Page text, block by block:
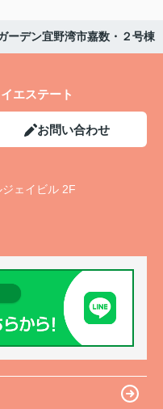
ーデン宜野湾市嘉数・２号棟
エステート
お問い合わせ
ェイビル 2F